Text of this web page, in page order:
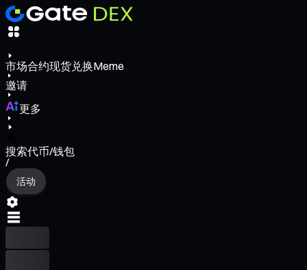
市场合约现货兑换Meme
邀请
更多
搜索代币/钱包
/
活动